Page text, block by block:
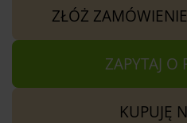
ZŁÓŻ
ZAPYTAJ O
KUPUJĘ